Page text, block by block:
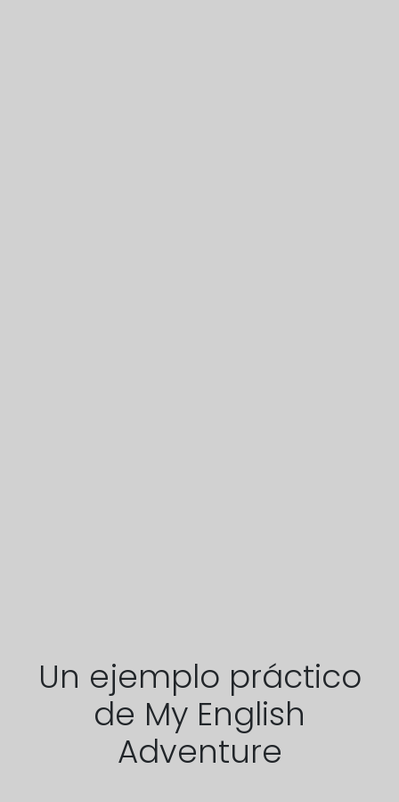
Un ejemplo práctico
de My English
Adventure